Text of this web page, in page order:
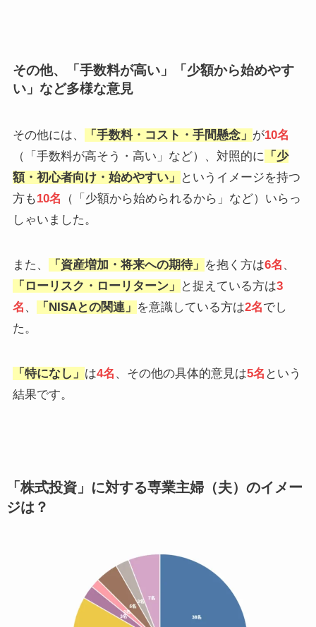
その他、「手数料が高い」「少額から始めやす
い」など多様な意見
その他には、 「 手数料・コスト・手間懸念」 が10名
（「手数料が高そう・高い」など）、対照的に
「 少
額・初心者向け・始めやすい」
というイメージを持つ
方も10名
（「少額から始められるから」など）いらっ
しゃいました。
また、 「 資産増加・将来への期待」 を抱く方は6名 、
「ローリスク・ローリターン」
と捉えている方は3
名 、 「NISAとの関連」 を意識している方は2名でし
た。
「特になし」 は4名 、その他の具体的意見は5名 という
結果です。
「株式投資」に対する専業主婦（夫）のイメー
ジは？